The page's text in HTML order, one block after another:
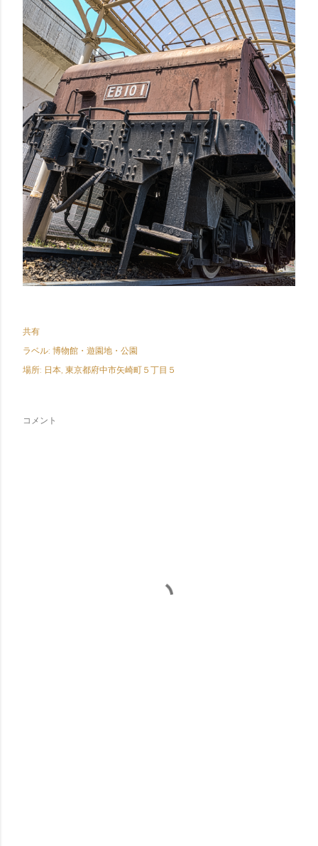
共有
ラベル: 博物館・遊園地・公園
場所: 日本, 東京都府中市矢崎町５丁目５
コメント